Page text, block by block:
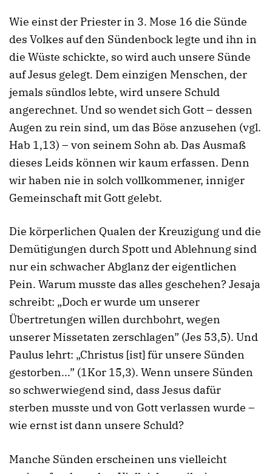
Wie einst der Priester in 3. Mose 16 die Sünde
des Volkes auf den Sündenbock legte und ihn in
die Wüste schickte, so wird auch unsere Sünde
auf Jesus gelegt. Dem einzigen Menschen, der
jemals sündlos lebte, wird unsere Schuld
angerechnet. Und so wendet sich Gott – dessen
Augen zu rein sind, um das Böse anzusehen (vgl.
Hab 1,13) – von seinem Sohn ab. Das Ausmaß
dieses Leids können wir kaum erfassen. Denn
wir haben nie in solch vollkommener, inniger
Gemeinschaft mit Gott gelebt.
Die körperlichen Qualen der Kreuzigung und die
Demütigungen durch Spott und Ablehnung sind
nur ein schwacher Abglanz der eigentlichen
Pein. Warum musste das alles geschehen? Jesaja
schreibt: „Doch er wurde um unserer
Übertretungen willen durchbohrt, wegen
unserer Missetaten zerschlagen” (Jes 53,5). Und
Paulus lehrt: „Christus [ist] für unsere Sünden
gestorben...” (1Kor 15,3). Wenn unsere Sünden
so schwerwiegend sind, dass Jesus dafür
sterben musste und von Gott verlassen wurde –
wie ernst ist dann unsere Schuld?
Manche Sünden erscheinen uns vielleicht